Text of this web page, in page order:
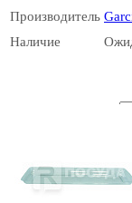
Производитель
Наличие